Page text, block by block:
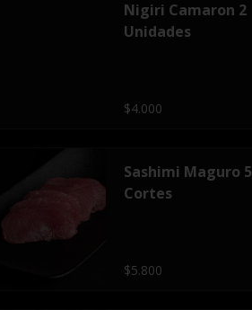
Nigiri Camaron 2
Unidades
$4.000
Sashimi Maguro 5
Cortes
$5.800